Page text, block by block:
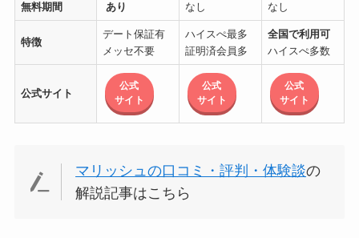
無料期間 あり なし なし
特徴
デート保証有
メッセ不要
ハイスぺ最多
証明済会員多
全国で利用可
ハイスぺ多数
公式サイト
公式
サイト
公式
サイト
公式
サイト
マリッシュの口コミ・評判・体験談の
解説記事はこちら